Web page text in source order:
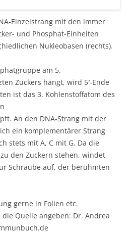
Einzelstrang mit den immer
und Phosphat-Einheiten
Nukleobasen (rechts).
am 5.
Zuckers hängt, wird 5′-Ende
ist das 3. Kohlenstoffatom des
An den DNA-Strang mit der
ein komplementärer Strang
stets mit A, C mit G. Da die
den Zuckern stehen, windet
Schraube auf, der berühmten
gerne in Folien etc.
Quelle angeben: Dr. Andrea